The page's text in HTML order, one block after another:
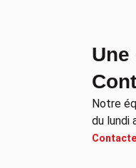
Notre
du lundi